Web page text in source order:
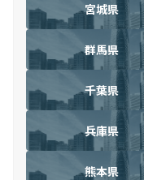
宮城県
群馬県
千葉県
兵庫県
熊本県